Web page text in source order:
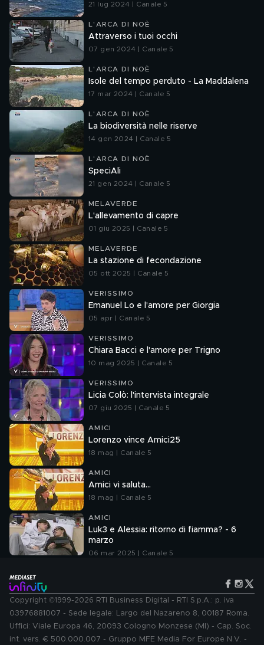
21 lug 2024 | Canale 5
L'ARCA DI NOÈ
Attraverso i tuoi occhi
07 gen 2024 | Canale 5
L'ARCA DI NOÈ
Isole del tempo perduto - La Maddalena
17 mar 2024 | Canale 5
L'ARCA DI NOÈ
La biodiversità nelle riserve
14 gen 2024 | Canale 5
L'ARCA DI NOÈ
SpeciAli
21 gen 2024 | Canale 5
MELAVERDE
L'allevamento di capre
01 giu 2025 | Canale 5
MELAVERDE
La stazione di fecondazione
05 ott 2025 | Canale 5
VERISSIMO
Emanuel Lo e l'amore per Giorgia
05 apr | Canale 5
VERISSIMO
Chiara Bacci e l'amore per Trigno
10 mag 2025 | Canale 5
VERISSIMO
Licia Colò: l'intervista integrale
07 giu 2025 | Canale 5
AMICI
Lorenzo vince Amici25
18 mag | Canale 5
AMICI
Amici vi saluta...
18 mag | Canale 5
AMICI
Luk3 e Alessia: ritorno di fiamma? - 6
marzo
06 mar 2025 | Canale 5
Copyright ©1999-2026 RTI Business Digital - RTI S.p.A.: p. iva
03976881007 - Sede legale: Largo del Nazareno 8, 00187 Roma.
Uffici: Viale Europa 46, 20093 Cologno Monzese (MI) - Cap. Soc.
int. vers. € 500.000.007 - Gruppo MFE Media For Europe N.V. -